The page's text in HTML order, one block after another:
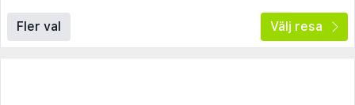
Fler val Välj resa